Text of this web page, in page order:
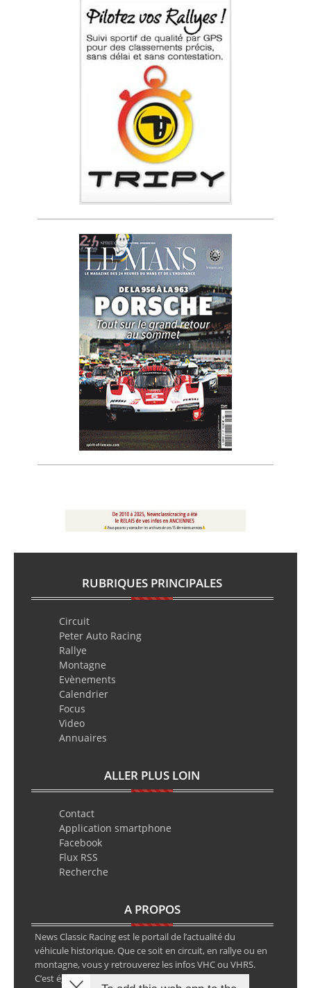
RUBRIQUES PRINCIPALES
Circuit
Peter Auto Racing
Rallye
Montagne
Evènements
Calendrier
Focus
Video
Annuaires
ALLER PLUS LOIN
Contact
Application smartphone
Facebook
Flux RSS
Recherche
A PROPOS
News Classic Racing est le portail de l’actualité du
véhicule historique. Que ce soit en circuit, en rallye ou en
montagne, vous y retrouverez les infos VHC ou VHRS.
C’est également le calendrier des épreuves ainsi que